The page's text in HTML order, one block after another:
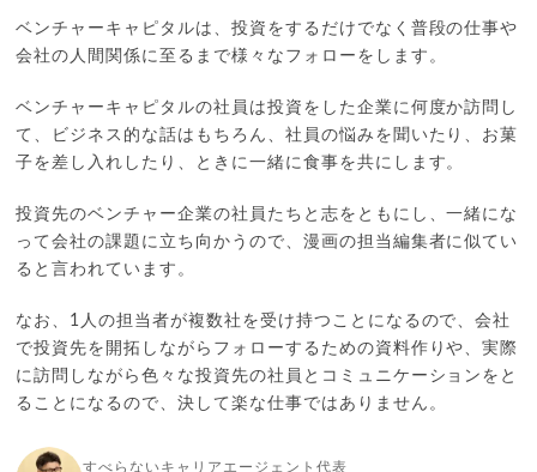
ベンチャーキャピタルは、投資をするだけでなく普段の仕事や
会社の人間関係に至るまで様々なフォローをします。
ベンチャーキャピタルの社員は投資をした企業に何度か訪問し
て、ビジネス的な話はもちろん、社員の悩みを聞いたり、お菓
子を差し入れしたり、ときに一緒に食事を共にします。
投資先のベンチャー企業の社員たちと志をともにし、一緒にな
って会社の課題に立ち向かうので、漫画の担当編集者に似てい
ると言われています。
なお、1人の担当者が複数社を受け持つことになるので、会社
で投資先を開拓しながらフォローするための資料作りや、実際
に訪問しながら色々な投資先の社員とコミュニケーションをと
ることになるので、決して楽な仕事ではありません。
すべらないキャリアエージェント代表